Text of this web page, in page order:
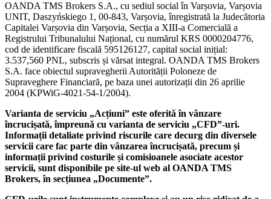
OANDA TMS Brokers S.A., cu sediul social în Varșovia, Varșovia
UNIT, Daszyńskiego 1, 00-843, Varșovia, înregistrată la Judecătoria
Capitalei Varșovia din Varșovia, Secția a XIII-a Comercială a
Registrului Tribunalului Național, cu numărul KRS 0000204776,
cod de identificare fiscală 595126127, capital social inițial:
3.537,560 PNL, subscris și vărsat integral. OANDA TMS Brokers
S.A. face obiectul supravegherii Autorității Poloneze de
Supraveghere Financiară, pe baza unei autorizații din 26 aprilie
2004 (KPWiG-4021-54-1/2004).
Varianta de serviciu „Acțiuni” este oferită în vânzare
încrucișată, împreună cu varianta de serviciu „CFD”-uri.
Informații detaliate privind riscurile care decurg din diversele
servicii care fac parte din vânzarea încrucișată, precum și
informații privind costurile și comisioanele asociate acestor
servicii, sunt disponibile pe site-ul web al OANDA TMS
Brokers, în secțiunea „Documente”.